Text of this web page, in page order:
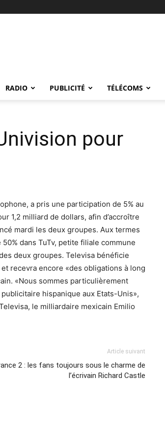
RADIO PUBLICITÉ TÉLÉCOMS
pour
a pris une participation de 5% au
1,2 milliard de dollars, afin d’accroître
mardi les deux groupes. Aux termes
dans TuTv, petite filiale commune
deux groupes. Televisa bénéficie
recevra encore «des obligations à long
«Nous sommes particulièrement
hispanique aux Etats-Unis»,
le milliardaire mexicain Emilio
Article suivant
2 : les fans toujours sous le charme de
l’écrivain Richard Castle